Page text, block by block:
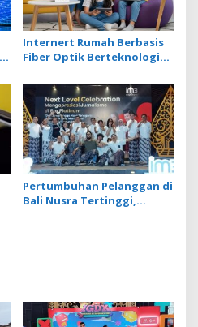
Internert Rumah Berbasis
Fiber Optik Berteknologi
Hingga 32 Perangkat Aktif
Pertumbuhan Pelanggan di
Bali Nusra Tertinggi,